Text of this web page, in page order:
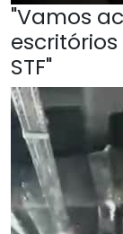
"Vamos
STF"